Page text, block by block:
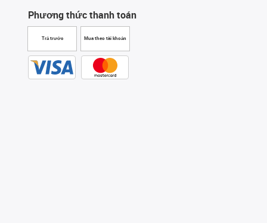
Phương thức thanh toán
Trả trước Mua theo tài khoản